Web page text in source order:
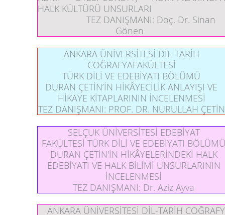
HALK KÜLTÜRÜ UNSURLARI
TEZ DANIŞMANI: Doç. Dr. Sinan
Gönen
ANKARA ÜNİVERSİTESİ DİL-TARİH
COĞRAFYAFAKÜLTESİ
TÜRK DİLİ VE EDEBİYATI BÖLÜMÜ
DURAN ÇETİN’İN HİKÂYECİLİK ANLAYIŞI VE
HİKAYE KİTAPLARININ İNCELENMESİ
TEZ DANIŞMANI: PROF. DR. NURULLAH ÇETİN
SELÇUK ÜNİVERSİTESİ EDEBİYAT
FAKÜLTESİ TÜRK DİLİ VE EDEBİYATI BÖLÜMÜ
DURAN ÇETİN'İN HİKÂYELERİNDEKİ HALK
EDEBİYATI VE HALK BİLİMİ UNSURLARININ
İNCELENMESİ
TEZ DANIŞMANI: Dr. Aziz Ayva
ANKARA ÜNİVERSİTESİ DİL-TARİH